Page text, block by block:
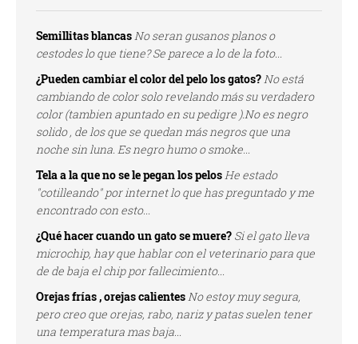
Semillitas blancasNo seran gusanos planos o
cestodes lo que tiene? Se parece a lo de la foto...
¿Pueden cambiar el color del pelo los gatos?No está
cambiando de color solo revelando más su verdadero
color (tambien apuntado en su pedigre ).No es negro
solido , de los que se quedan más negros que una
noche sin luna. Es negro humo o smoke...
Tela a la que no se le pegan los pelosHe estado
"cotilleando" por internet lo que has preguntado y me
encontrado con esto...
¿Qué hacer cuando un gato se muere? Si el gato lleva
microchip, hay que hablar con el veterinario para que
de de baja el chip por fallecimiento...
Orejas frías , orejas calientesNo estoy muy segura,
pero creo que orejas, rabo, nariz y patas suelen tener
una temperatura mas baja...